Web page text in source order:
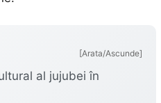
[Arata/Ascunde]
al jujubei în